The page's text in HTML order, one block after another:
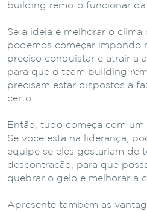
building remoto funcionar da
Se a ideia é melhorar o clima
podemos começar impondo
preciso conquistar e atrair a
para que o team building
precisam estar dispostos a
certo.
Então, tudo começa com um
Se você está na liderança,
equipe se eles gostariam de
descontração, para que
quebrar o gelo e melhorar a
Apresente também as